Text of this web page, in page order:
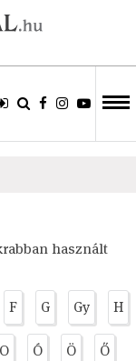
használt
F G Gy H
O Ó Ö Ő